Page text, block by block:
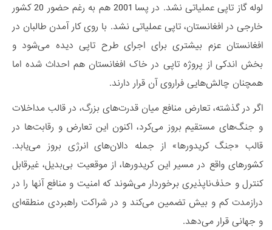
لوله گاز تاپی عملیاتی نشد. در پسا 2001 هم به رغم حضور 20 کشور
خارجی در افغانستان، تاپی عملیاتی نشد. با روی کار آمدن طالبان در
افغانستان عزم بیشتری برای اجرای طرح تاپی دیده می‌شود و
بخش اندکی از پروژه تاپی در خاک افغانستان هم احداث شده اما
همچنان چالش‌هایی فراروی آن قرار دارند.
اگر در گذشته، تعارض منافع میان قدرت‌های بزرگ، در قالب مداخلات
و جنگ‌های مستقیم بروز می‌کرد، اکنون این تعارض و رقابت‌ها در
قالب «جنگ کریدورها» از جمله دالان‌های انرژی بروز می‌یابد.
کشورهای واقع در مسیر این کریدورها، از موقعیت بی‌بدیل، غیرقابل
کنترل و حذف‌ناپذیری برخوردار می‌شوند که امنیت و منافع آنها را در
درازمدت کم و بیش تضمین می‌کند و در شراکت راهبردی منطقه‌ای
و جهانی قرار می‌دهد.